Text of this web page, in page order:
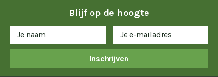
Blijf op de hoogte
Inschrijven